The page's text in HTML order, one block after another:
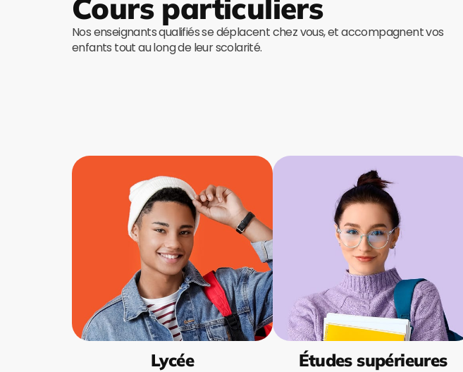
Cours particuliers
Nos enseignants qualifiés se déplacent chez vous, et accompagnent vos
enfants tout au long de leur scolarité.
Lycée Études supérieures